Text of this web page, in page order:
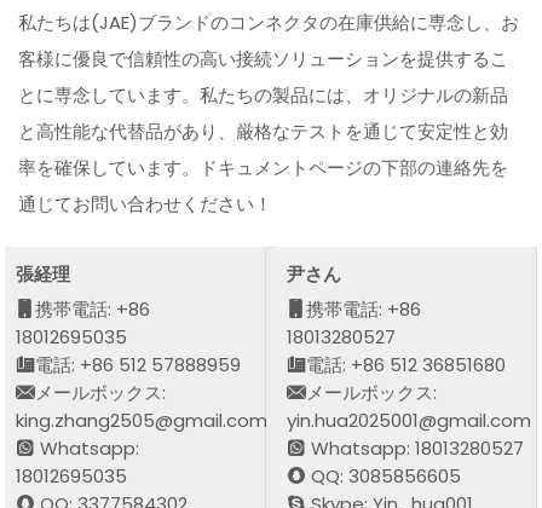
私たちは(JAE)ブランドのコンネクタの在庫供給に専念し、お
客様に優良で信頼性の高い接続ソリューションを提供するこ
とに専念しています。私たちの製品には、オリジナルの新品
と高性能な代替品があり、厳格なテストを通じて安定性と効
率を確保しています。ドキュメントページの下部の連絡先を
通じてお問い合わせください！
張経理
携帯電話: +86
18012695035
電話: +86 512 57888959
メールボックス:
king.zhang2505@gmail.com
Whatsapp:
18012695035
尹さん
携帯電話: +86
18013280527
電話: +86 512 36851680
メールボックス:
yin.hua2025001@gmail.com
Whatsapp: 18013280527
QQ: 3085856605